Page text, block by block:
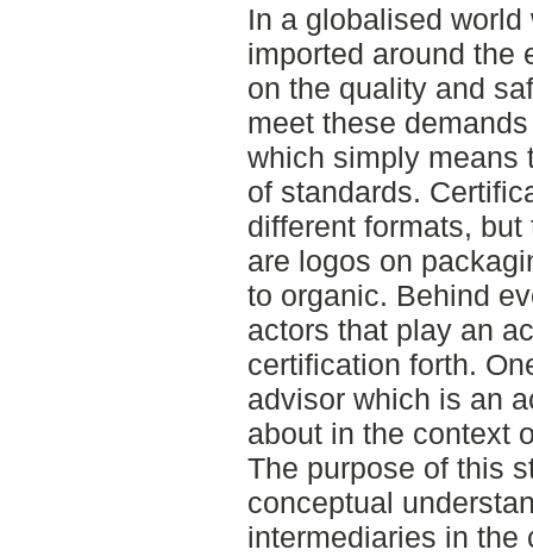
In a globalised
imported around the
on the quality and
meet these
which simply means
of standards.
different formats,
are logos on
to organic. Behind
actors that play an
certification forth.
advisor which is an
about in the context
The purpose of this
conceptual
intermediaries in the